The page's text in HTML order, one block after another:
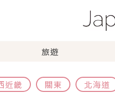
旅遊
近畿 關東 北海道